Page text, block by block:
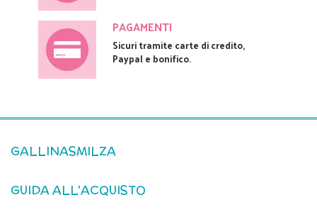
PAGAMENTI
Sicuri tramite carte di credito,
Paypal e bonifico.
GALLINASMILZA
GUIDA ALL'ACQUISTO